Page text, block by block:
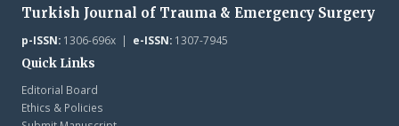
Turkish Journal of Trauma & Emergency Surgery
p-ISSN:1306-696x | e-ISSN:1307-7945
Quick Links
Editorial Board
Ethics & Policies